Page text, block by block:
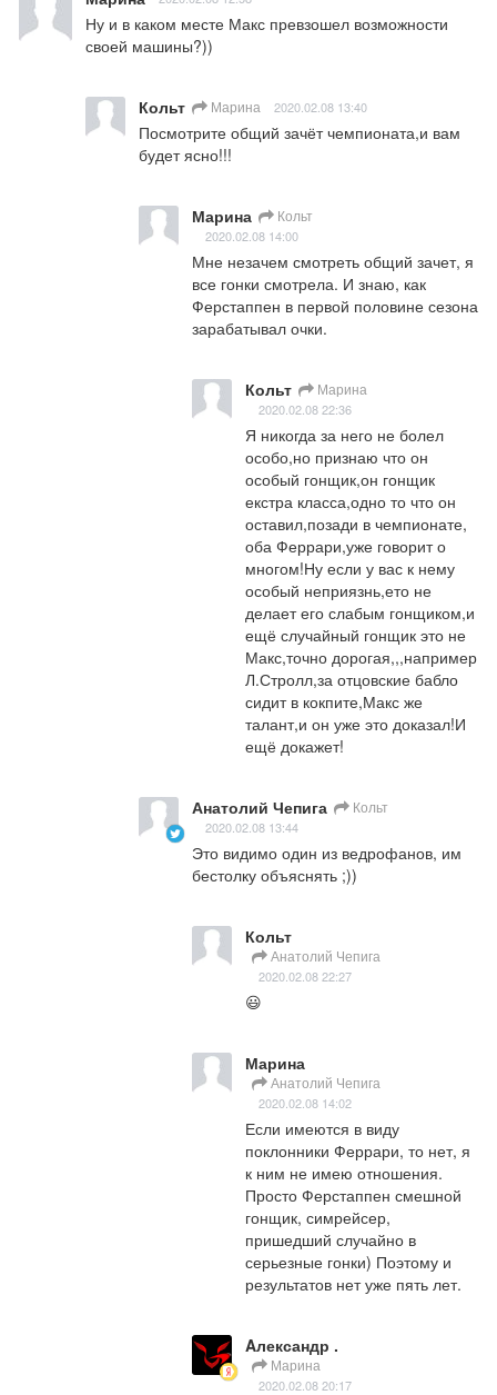
Ну и в каком месте Макс превзошел возможности
своей машины?))
Кольт Марина 2020.02.08 13:40
Посмотрите общий зачёт чемпионата,и вам
будет ясно!!!
Марина Кольт
2020.02.08 14:00
Мне незачем смотреть общий зачет, я
все гонки смотрела. И знаю, как
Ферстаппен в первой половине сезона
зарабатывал очки.
Кольт Марина
2020.02.08 22:36
Я никогда за него не болел
особо,но признаю что он
особый гонщик,он гонщик
екстра класса,одно то что он
оставил,позади в чемпионате,
оба Феррари,уже говорит о
многом!Ну если у вас к нему
особый неприязнь,ето не
делает его слабым гонщиком,и
ещё случайный гонщик это не
Макс,точно дорогая,,,например
Л.Стролл,за отцовские бабло
сидит в кокпите,Макс же
талант,и он уже это доказал!И
ещё докажет!
Анатолий Чепига Кольт
2020.02.08 13:44
Это видимо один из ведрофанов, им
бестолку объяснять ;))
Кольт
Анатолий Чепига
2020.02.08 22:27
😃
Марина
Анатолий Чепига
2020.02.08 14:02
Если имеются в виду
поклонники Феррари, то нет, я
к ним не имею отношения.
Просто Ферстаппен смешной
гонщик, симрейсер,
пришедший случайно в
серьезные гонки) Поэтому и
результатов нет уже пять лет.
Aлександр .
Марина
2020.02.08 20:17